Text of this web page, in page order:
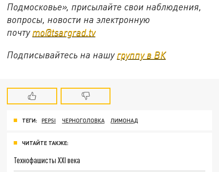
Подмосковье», присылайте свои наблюдения,
вопросы, новости на электронную
почту mo@tsargrad.tv
Подписывайтесь на нашу группу в ВК
ТЕГИ: PEPSI ЧЕРНОГОЛОВКА ЛИМОНАД
ЧИТАЙТЕ ТАКЖЕ:
Технофашисты XXI века